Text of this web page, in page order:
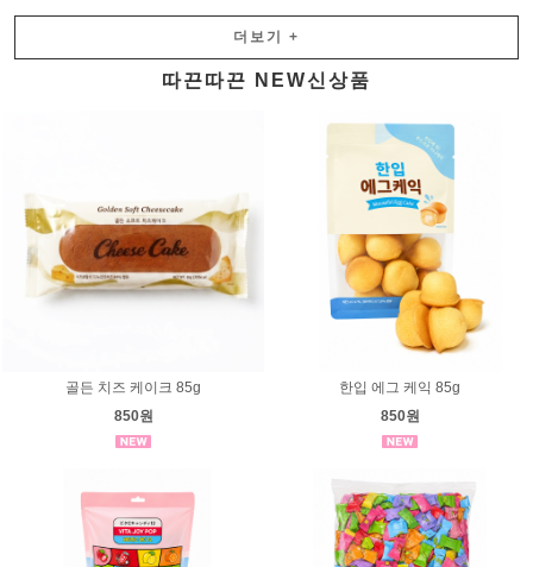
더보기 +
따끈따끈 NEW신상품
골든 치즈 케이크 85g
850원
한입 에그 케익 85g
850원